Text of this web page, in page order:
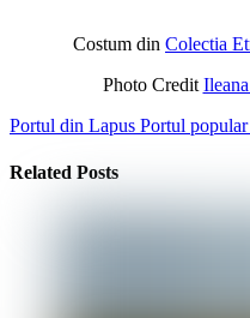
Costum din Colectia
Photo Credit
Portul din Lapus Portul
Related Posts